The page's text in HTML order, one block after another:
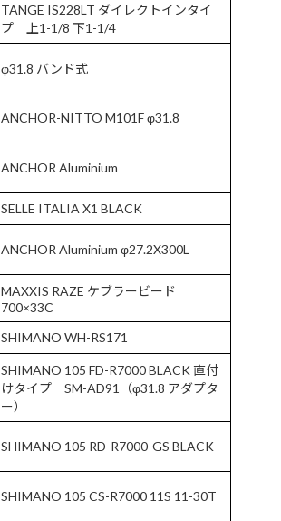
TANGE IS228LT ダイレクトインタイ
プ 上1-1/8 下1-1/4
φ31.8 バンド式
ANCHOR-NITTO M101F φ31.8
ANCHOR Aluminium
SELLE ITALIA X1 BLACK
ANCHOR Aluminium φ27.2X300L
MAXXIS RAZE ケブラービード
700×33C
SHIMANO WH-RS171
SHIMANO 105 FD-R7000 BLACK 直付
けタイプ SM-AD91（φ31.8 アダプタ
ー）
SHIMANO 105 RD-R7000-GS BLACK
SHIMANO 105 CS-R7000 11S 11-30T